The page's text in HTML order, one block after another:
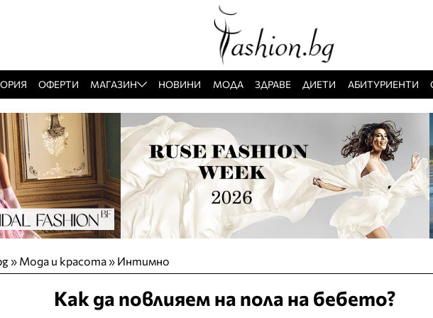
ОФЕРТИ МАГАЗИН НОВИНИ МОДА ЗДРАВЕ ДИЕТИ АБИТУРИЕНТИ
» Мода и красота» Интимно
Как да повлияем на пола на бебето?